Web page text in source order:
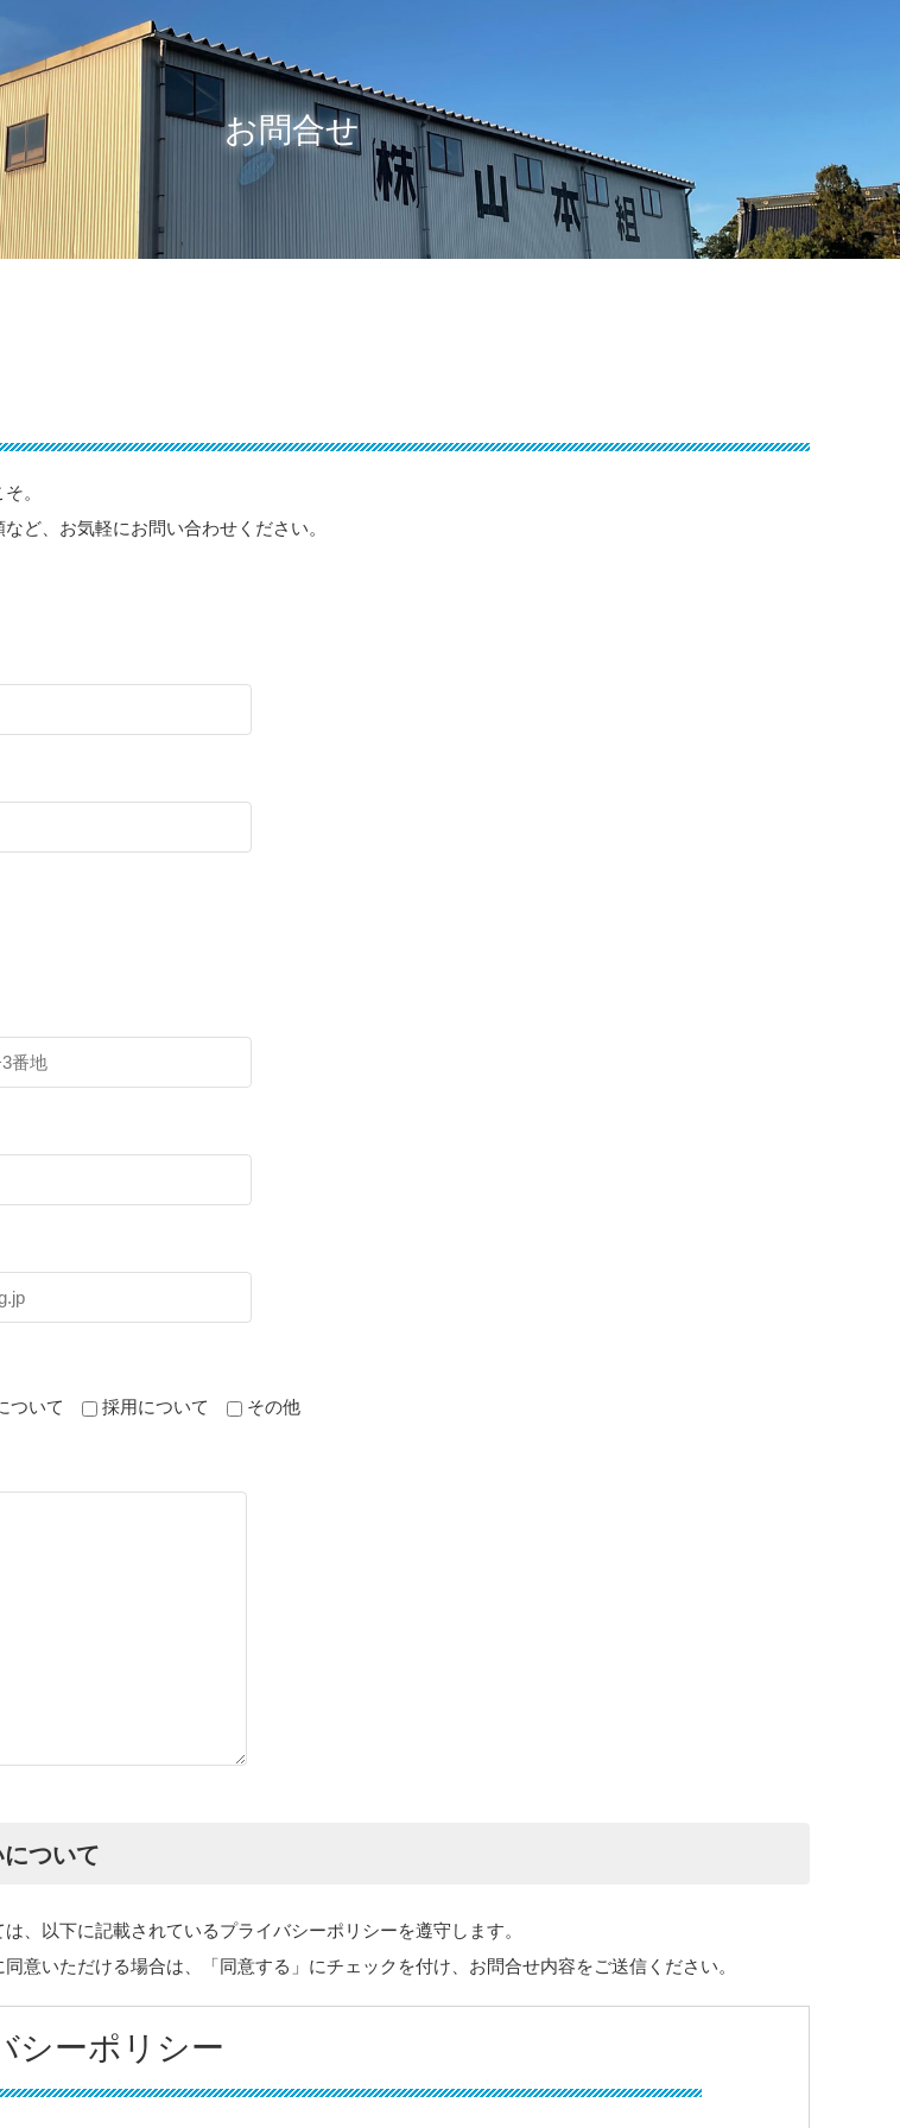
お問合せ
。
ど、お気軽にお問い合わせください。
ついて 採用について その他
ついて
、以下に記載されているプライバシーポリシーを遵守します。
同意いただける場合は、「同意する」にチェックを付け、お問合せ内容をご送信ください。